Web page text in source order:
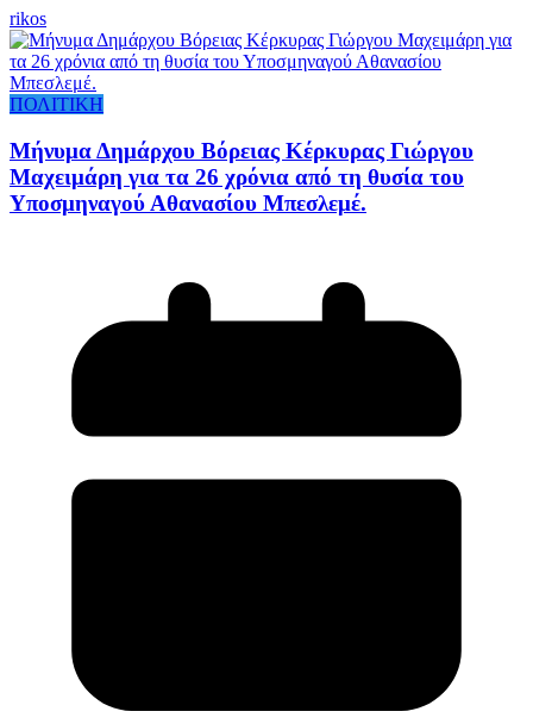
rikos
ΠΟΛΙΤΙΚΗ
Μήνυμα Δημάρχου Βόρειας Κέρκυρας Γιώργου
Μαχειμάρη για τα 26 χρόνια από τη θυσία του
Υποσμηναγού Αθανασίου Μπεσλεμέ.